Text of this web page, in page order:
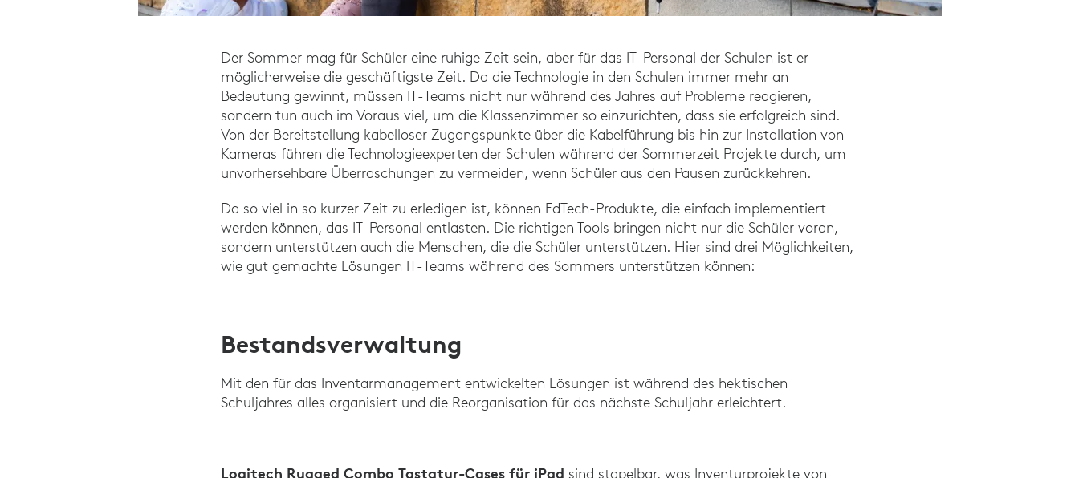
Der Sommer mag für Schüler eine ruhige Zeit sein, aber für das IT-Personal der Schulen ist er
möglicherweise die geschäftigste Zeit. Da die Technologie in den Schulen immer mehr an
Bedeutung gewinnt, müssen IT-Teams nicht nur während des Jahres auf Probleme reagieren,
sondern tun auch im Voraus viel, um die Klassenzimmer so einzurichten, dass sie erfolgreich sind.
Von der Bereitstellung kabelloser Zugangspunkte über die Kabelführung bis hin zur Installation von
Kameras führen die Technologieexperten der Schulen während der Sommerzeit Projekte durch, um
unvorhersehbare Überraschungen zu vermeiden, wenn Schüler aus den Pausen zurückkehren.
Da so viel in so kurzer Zeit zu erledigen ist, können EdTech-Produkte, die einfach implementiert
werden können, das IT-Personal entlasten. Die richtigen Tools bringen nicht nur die Schüler voran,
sondern unterstützen auch die Menschen, die die Schüler unterstützen. Hier sind drei Möglichkeiten,
wie gut gemachte Lösungen IT-Teams während des Sommers unterstützen können:
Bestandsverwaltung
Mit den für das Inventarmanagement entwickelten Lösungen ist während des hektischen
Schuljahres alles organisiert und die Reorganisation für das nächste Schuljahr erleichtert.
Logitech Rugged Combo Tastatur-Cases für iPad sind stapelbar, was Inventurprojekte von